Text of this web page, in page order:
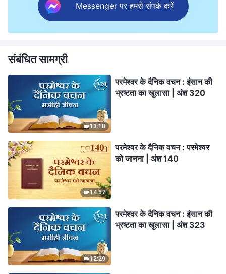
Messenger पर हमसे संपर्क करें
संबंधित सामग्री
13:10
परमेश्वर के दैनिक वचन : इंसान की
भ्रष्टता का खुलासा | अंश 320
14:57
परमेश्वर के दैनिक वचन : परमेश्वर
को जानना | अंश 140
12:29
परमेश्वर के दैनिक वचन : इंसान की
भ्रष्टता का खुलासा | अंश 323